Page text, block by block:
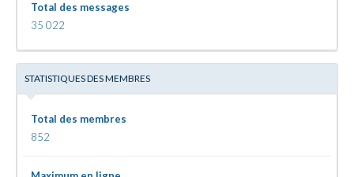
Total des messages
35 022
STATISTIQUES DES MEMBRES
Total des membres
852